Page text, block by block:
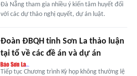
Đà Nẵng tham gia nhiều ý kiến tâm huyết đối
với các dự thảo nghị quyết, dự án luật.
Đoàn ĐBQH tỉnh Sơn La thảo luận
tại tổ về các đề án và dự án
Tiếp tục Chương trình Kỳ họp không thường lệ